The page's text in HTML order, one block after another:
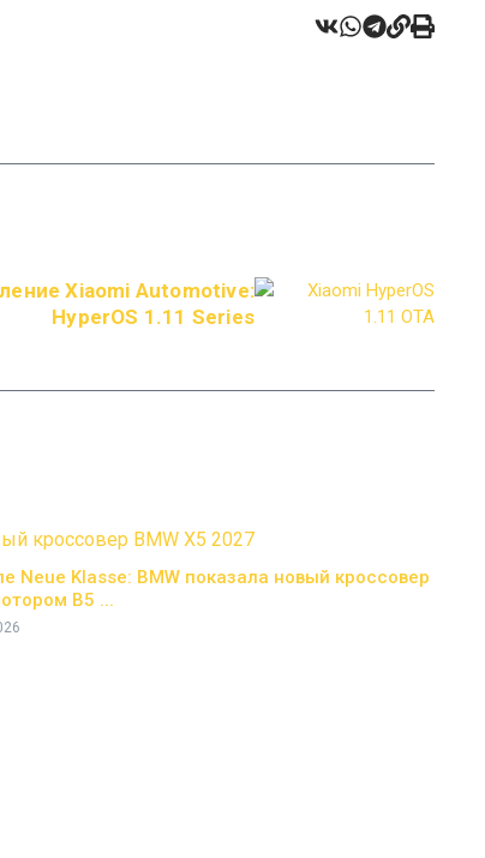
Xiaomi Automotive:
HyperOS 1.11 Series
Neue Klasse: BMW показала новый кроссовер
B5 ...